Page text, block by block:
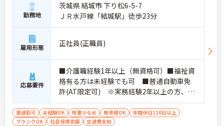
かりと整備されています。オンとオフの切り替えを
明確にし、心身ともに充実した状態で長くご活躍い
・グループホーム一棟あたりの入居者様20名定員を
常時2～4名のスタッフで支援、国基準を上回る人員
配置や夜間複数名体制が敷かれているため、業務に
追われることなくご利用者様のペースに合わせたサ
ポートが可能です。施設も専用設計で働きやすく、
ご自身の理想とする福祉を実践できる環境が整って
います。
勤務地
茨城県 結城市 下り松6-5-7
ＪＲ水戸線「結城駅」徒歩23分
雇用形態 正社員(正職員)
応募要件
■介護職経験1年以上（無資格可）■福祉資
格有る方は未経験でも可 ■普通自動車免
許(AT限定可) ※実務経験2年以上の方、障
がい者福祉に関する経験をお持ちの方大歓
迎
車通勤可 未経験OK 残業少なめ 無資格OK
年間休日110日以上
ブランクOK
社会保険完備 交通費支給